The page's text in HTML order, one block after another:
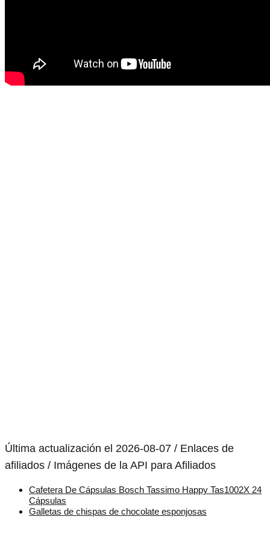
Última actualización el 2026-08-07 / Enlaces de
afiliados / Imágenes de la API para Afiliados
Cafetera De Cápsulas Bosch Tassimo Happy Tas1002X 24
Cápsulas
Galletas de chispas de chocolate esponjosas